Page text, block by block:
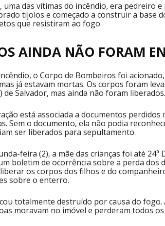
uma das vítimas do incêndio, era pedreiro
tijolos e começado a construir a base
que resistiram ao fogo.
AINDA NÃO FORAM
o Corpo de Bombeiros foi
já estavam mortas. Os corpos foram
de Salvador, mas ainda não foram liberados.
está associada a documentos perdidos
Sem o documento, ela não podia
ser liberados para sepultamento.
feira (2), a mãe das crianças foi até 24ª
boletim de ocorrência sobre a perda dos
os corpos dos filhos e do
sobre o enterro.
totalmente destruído por causa do
moravam no imóvel e perderam todos